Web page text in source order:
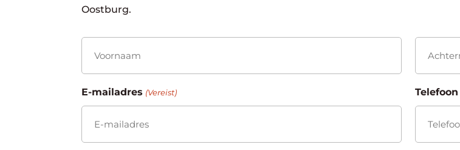
Oostburg.
(Vereist)
Voornaam
E-mailadres (Vereist) Telefoon